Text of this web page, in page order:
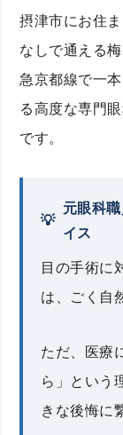
摂津市にお住
なしで通える
急京都線で一
る高度な専門
です。
元眼科
イス
目の手術に
は、ごく自
ただ、医療
ら」という
きな後悔に